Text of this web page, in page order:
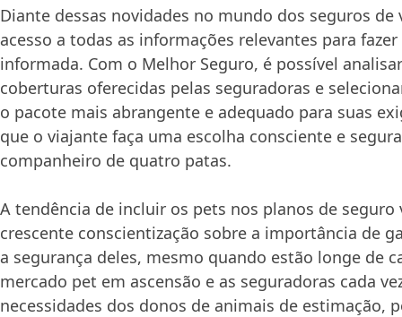
Diante dessas novidades no mundo dos seguros
acesso a todas as informações relevantes para
informada. Com o Melhor Seguro, é possível
coberturas oferecidas pelas seguradoras e
o pacote mais abrangente e adequado para suas
que o viajante faça uma escolha consciente e
companheiro de quatro patas.
A tendência de incluir os pets nos planos de seguro
crescente conscientização sobre a importância de
a segurança deles, mesmo quando estão longe de
mercado pet em ascensão e as seguradoras cada
necessidades dos donos de animais de estimação,